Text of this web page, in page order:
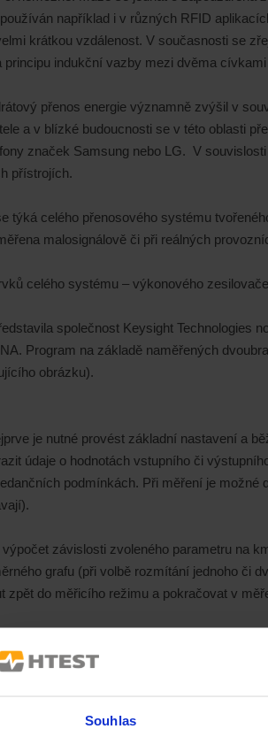
Souhlas
například i v různých RFID
krátkou vzdálenost. V současnosti se
indukční vazby mezi dvěma
přenos energie významně zvýšil v
a v blízké budoucnosti se v této oblasti
značek Samsung nebo LG. V
přístrojích.
týká celého přenosového systému
malosignálově či při reálných
celého systému – výkonového
společnost Keysight Technologies
Program na základě naměřených
obrázku).
je nutné provést základní nastavení a
údaje o hodnotách vstupního či
podmínkách. Při měření je
závislosti zvoleného parametru na
grafu (při volbě rozmítání jednoho či
zpět do měřicího režimu a pokračovat v